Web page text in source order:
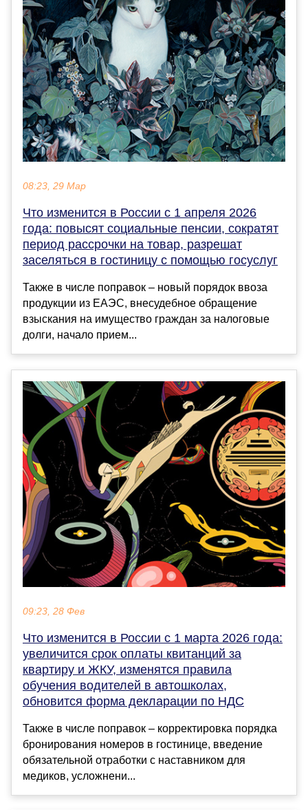
08:23, 29 Мар
Что изменится в России с 1 апреля 2026
года: повысят социальные пенсии, сократят
период рассрочки на товар, разрешат
заселяться в гостиницу с помощью госуслуг
Также в числе поправок – новый порядок ввоза
продукции из ЕАЭС, внесудебное обращение
взыскания на имущество граждан за налоговые
долги, начало прием...
09:23, 28 Фев
Что изменится в России с 1 марта 2026 года:
увеличится срок оплаты квитанций за
квартиру и ЖКУ, изменятся правила
обучения водителей в автошколах,
обновится форма декларации по НДС
Также в числе поправок – корректировка порядка
бронирования номеров в гостинице, введение
обязательной отработки с наставником для
медиков, усложнени...